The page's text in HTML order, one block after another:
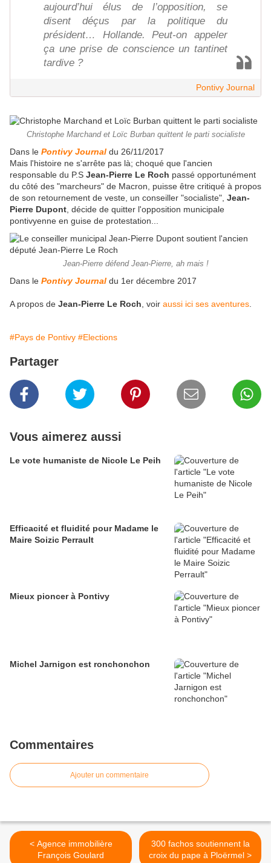
aujourd’hui élus de l’opposition, se
disent déçus par la politique du
président… Hollande. Peut-on appeler
ça une prise de conscience un tantinet
tardive ?
Pontivy Journal
Christophe Marchand et Loïc Burban quittent le parti socialiste
Dans le Pontivy Journal du 26/11/2017
Mais l'histoire ne s'arrête pas là; choqué que l'ancien
responsable du P.S Jean-Pierre Le Roch passé opportunément
du côté des "marcheurs" de Macron, puisse être critiqué à propos
de son retournement de veste, un conseiller "socialiste", Jean-
Pierre Dupont , décide de quitter l'opposition municipale
pontivyenne en guise de protestation...
Jean-Pierre défend Jean-Pierre, ah mais !
Dans le Pontivy Journal du 1er décembre 2017
A propos de Jean-Pierre Le Roch , voir aussi ici ses aventures
#Pays de Pontivy #Elections
Partager
Vous aimerez aussi
Le vote humaniste de Nicole Le Peih
Efficacité et fluidité pour Madame le
Maire Soizic Perrault
Mieux pioncer à Pontivy
Michel Jarnigon est ronchonchon
Commentaires
Ajouter un commentaire
< Agence immobilière
François Goulard
300 fachos soutiennent la
croix du pape à Ploërmel >